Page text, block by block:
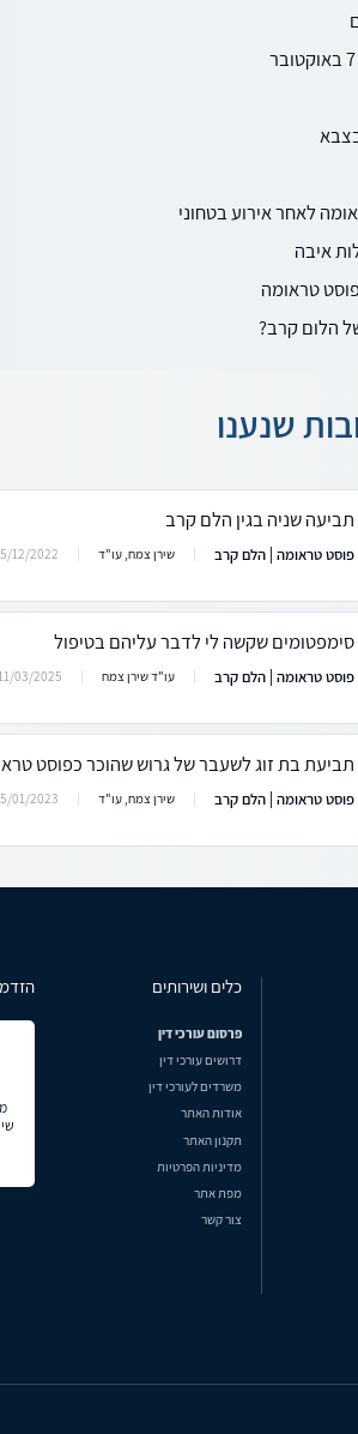
לאחר אירוע בטחוני
איבה
טראומה
הלום קרב?
שנענו
תביעה שניה בגין הלם קרב
פוסט טראומה | הלם קרב שירן צמח, עו"ד 12/2022
סימפטומים שקשה לי לדבר עליהם בטיפול
פוסט טראומה | הלם קרב עו"ד שירן צמח 11/03/2025
תביעת בת זוג לשעבר של גרוש שהוכר כפוסט
פוסט טראומה | הלם קרב שירן צמח, עו"ד 01/2023
כלים ושירותים
פרסום עורכי דין
דרושים עורכי דין
משרדים לעורכי דין
אודות האתר
תקנון האתר
מדיניות הפרטיות
מפת אתר
צור קשר